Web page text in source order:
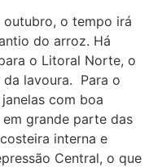
o tempo irá
do arroz. Há
o Litoral Norte, o
lavoura. Para o
com boa
grande parte das
interna e
Central, o que